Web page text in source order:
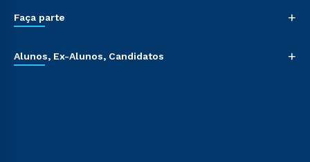
Faça parte +
Alunos, Ex-Alunos, Candidatos +